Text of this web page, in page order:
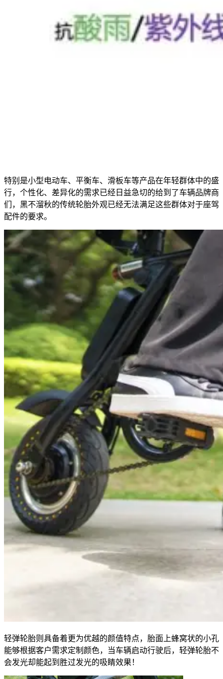
特别是小型电动车、平衡车、滑板车等产品在年轻群体中的盛
行，个性化、差异化的需求已经日益急切的给到了车辆品牌商
们，黑不溜秋的传统轮胎外观已经无法满足这些群体对于座驾
配件的要求。
轻弹轮胎则具备着更为优越的颜值特点，胎面上蜂窝状的小孔
能够根据客户需求定制颜色，当车辆启动行驶后，轻弹轮胎不
会发光却能起到胜过发光的吸睛效果！